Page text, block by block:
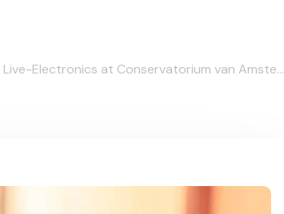
Electronics at Conservatorium van Amste...